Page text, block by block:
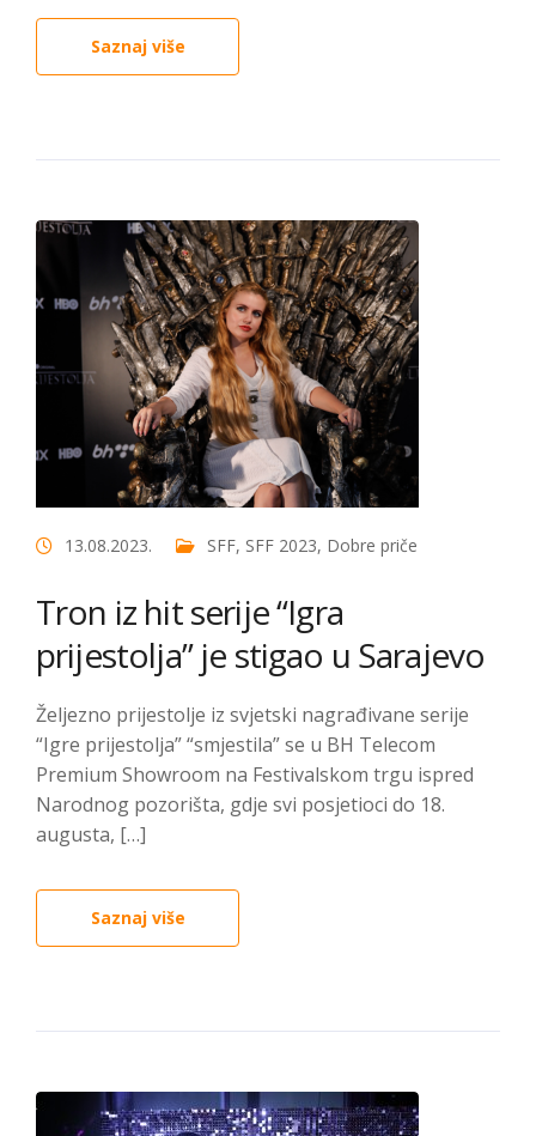
Saznaj više
13.08.2023. SFF, SFF 2023, Dobre priče
Tron iz hit serije “Igra
prijestolja” je stigao u Sarajevo
Željezno prijestolje iz svjetski nagrađivane serije
“Igre prijestolja” “smjestila” se u BH Telecom
Premium Showroom na Festivalskom trgu ispred
Narodnog pozorišta, gdje svi posjetioci do 18.
augusta, […]
Saznaj više